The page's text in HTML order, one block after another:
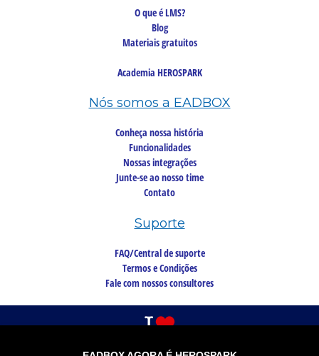
O que é LMS?
Blog
Materiais gratuitos
Academia HEROSPARK
Nós somos a EADBOX
Conheça nossa história
Funcionalidades
Nossas integrações
Junte-se ao nosso time
Contato
Suporte
FAQ/Central de suporte
Termos e Condições
Fale com nossos consultores